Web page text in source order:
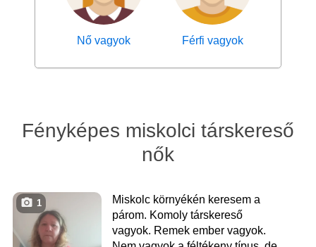
Nő vagyok Férfi vagyok
Fényképes miskolci társkereső
nők
1
Miskolc környékén keresem a
párom. Komoly társkereső
vagyok. Remek ember vagyok.